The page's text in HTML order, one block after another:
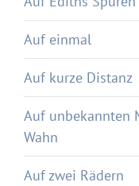
Auf einmal
Auf kurze Distanz
Auf unbekannten
Wahn
Auf zwei Rädern